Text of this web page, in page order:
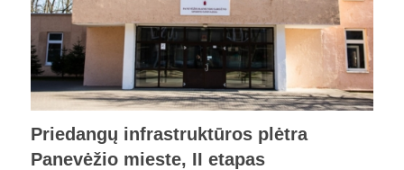
Priedangų infrastruktūros plėtra
Panevėžio mieste, II etapas